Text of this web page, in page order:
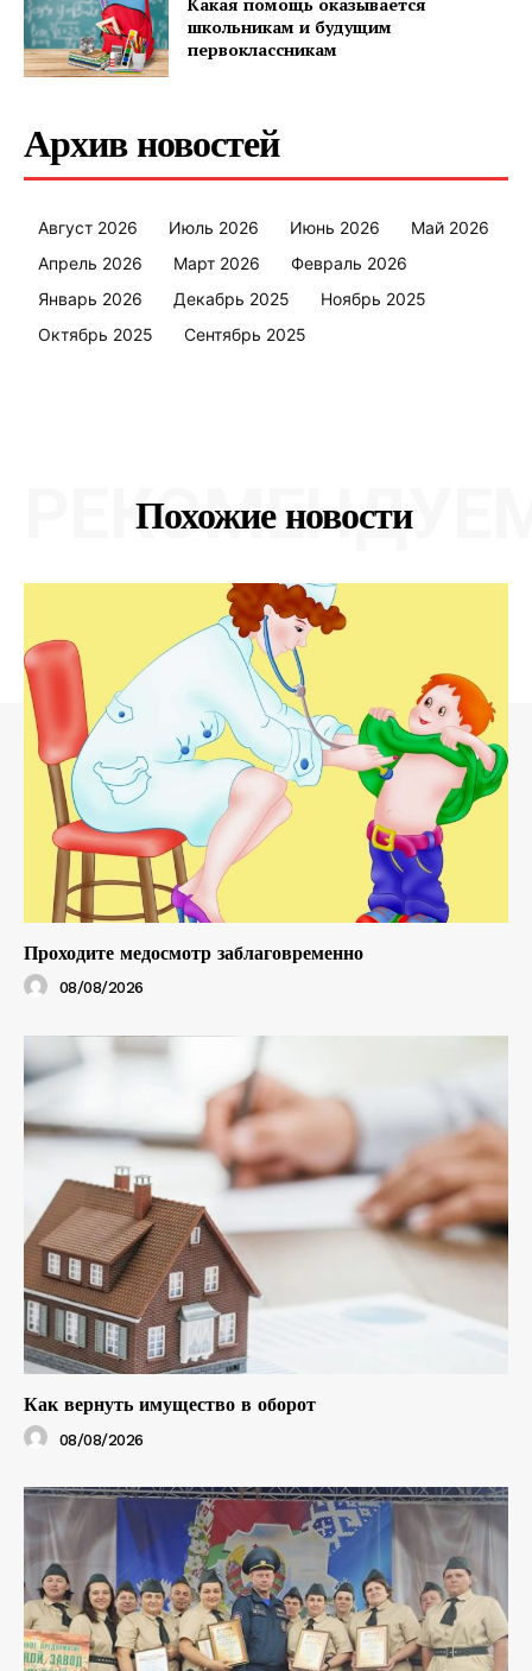
школьникам и будущим
первоклассникам
Архив новостей
Август 2026 Июль 2026 Июнь 2026
Май 2026
Апрель 2026
Март 2026
Февраль 2026
Январь 2026
Декабрь 2025
Ноябрь 2025
Октябрь 2025
Сентябрь 2025
Похожие новости
Проходите медосмотр заблаговременно
08/08/2026
Как вернуть имущество в оборот
08/08/2026